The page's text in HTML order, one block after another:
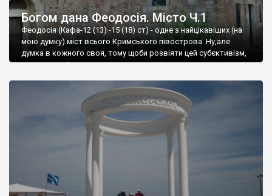
Богом дана Феодосія. Місто Ч.1
Феодосія (Кафа-12 (13) -15 (18) ст) - одне з найцікавіших (на
мою думку) міст всього Кримського півострова .Ну,але
думка в кожного своя, тому щоби розвіяти цей субєктивізм,
запрошую відвідати це